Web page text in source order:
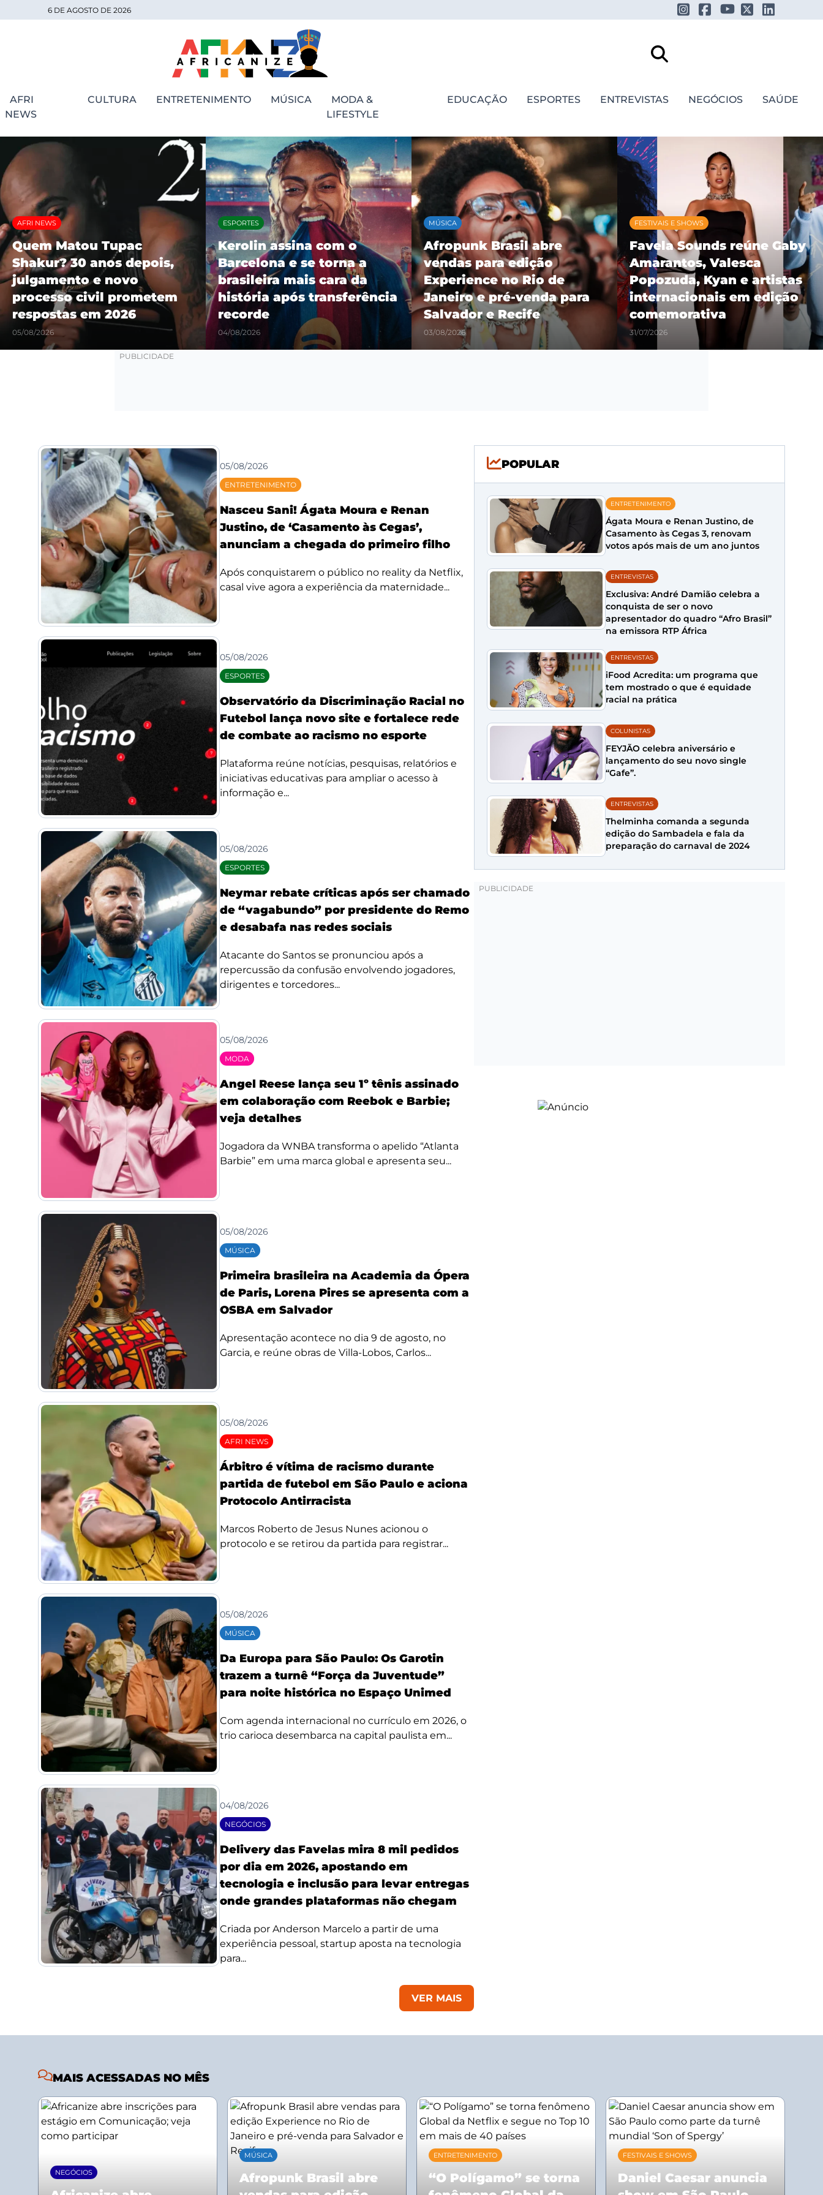
6 DE AGOSTO DE 2026
AFRI
NEWS
CULTURA ENTRETENIMENTO MÚSICA
MODA &
LIFESTYLE
EDUCAÇÃO ESPORTES ENTREVISTAS NEGÓCIOS SAÚDE
AFRI NEWS
Quem Matou Tupac
Shakur? 30 anos depois,
julgamento e novo
processo civil prometem
respostas em 2026
05/08/2026
ESPORTES
Kerolin assina com o
Barcelona e se torna a
brasileira mais cara da
história após transferência
recorde
04/08/2026
MÚSICA
Afropunk Brasil abre
vendas para edição
Experience no Rio de
Janeiro e pré-venda para
Salvador e Recife
03/08/2026
FESTIVAIS E SHOWS
Favela Sounds reúne Gaby
Amarantos, Valesca
Popozuda, Kyan e artistas
internacionais em edição
comemorativa
31/07/2026
05/08/2026
ENTRETENIMENTO
Nasceu Sani! Ágata Moura e Renan
Justino, de ‘Casamento às Cegas’,
anunciam a chegada do primeiro filho
Após conquistarem o público no reality da Netflix,
casal vive agora a experiência da maternidade...
05/08/2026
ESPORTES
Observatório da Discriminação Racial no
Futebol lança novo site e fortalece rede
de combate ao racismo no esporte
Plataforma reúne notícias, pesquisas, relatórios e
iniciativas educativas para ampliar o acesso à
informação e...
05/08/2026
ESPORTES
Neymar rebate críticas após ser chamado
de “vagabundo” por presidente do Remo
e desabafa nas redes sociais
Atacante do Santos se pronunciou após a
repercussão da confusão envolvendo jogadores,
dirigentes e torcedores...
05/08/2026
MODA
Angel Reese lança seu 1º tênis assinado
em colaboração com Reebok e Barbie;
veja detalhes
Jogadora da WNBA transforma o apelido “Atlanta
Barbie” em uma marca global e apresenta seu...
05/08/2026
MÚSICA
Primeira brasileira na Academia da Ópera
de Paris, Lorena Pires se apresenta com a
OSBA em Salvador
Apresentação acontece no dia 9 de agosto, no
Garcia, e reúne obras de Villa-Lobos, Carlos...
05/08/2026
AFRI NEWS
Árbitro é vítima de racismo durante
partida de futebol em São Paulo e aciona
Protocolo Antirracista
Marcos Roberto de Jesus Nunes acionou o
protocolo e se retirou da partida para registrar...
05/08/2026
MÚSICA
Da Europa para São Paulo: Os Garotin
trazem a turnê “Força da Juventude”
para noite histórica no Espaço Unimed
Com agenda internacional no currículo em 2026, o
trio carioca desembarca na capital paulista em...
04/08/2026
NEGÓCIOS
Delivery das Favelas mira 8 mil pedidos
por dia em 2026, apostando em
tecnologia e inclusão para levar entregas
onde grandes plataformas não chegam
Criada por Anderson Marcelo a partir de uma
experiência pessoal, startup aposta na tecnologia
para...
VER MAIS
POPULAR
ENTRETENIMENTO
Ágata Moura e Renan Justino, de
Casamento às Cegas 3, renovam
votos após mais de um ano juntos
ENTREVISTAS
Exclusiva: André Damião celebra a
conquista de ser o novo
apresentador do quadro “Afro Brasil”
na emissora RTP África
ENTREVISTAS
iFood Acredita: um programa que
tem mostrado o que é equidade
racial na prática
COLUNISTAS
FEYJÃO celebra aniversário e
lançamento do seu novo single
“Gafe”.
ENTREVISTAS
Thelminha comanda a segunda
edição do Sambadela e fala da
preparação do carnaval de 2024
MAIS ACESSADAS NO MÊS
NEGÓCIOS
MÚSICA
Afropunk Brasil abre
ENTRETENIMENTO
“O Polígamo” se torna
FESTIVAIS E SHOWS
Daniel Caesar anuncia